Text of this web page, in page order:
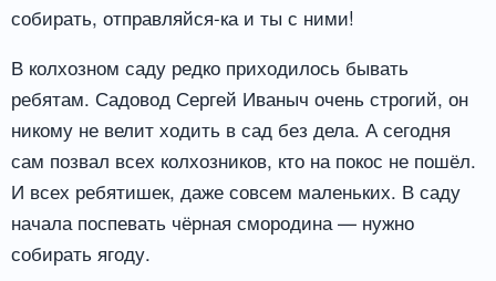
собирать, отправляйся-ка и ты с ними!
В колхозном саду редко приходилось бывать
ребятам. Садовод Сергей Иваныч очень строгий, он
никому не велит ходить в сад без дела. А сегодня
сам позвал всех колхозников, кто на покос не пошёл.
И всех ребятишек, даже совсем маленьких. В саду
начала поспевать чёрная смородина — нужно
собирать ягоду.